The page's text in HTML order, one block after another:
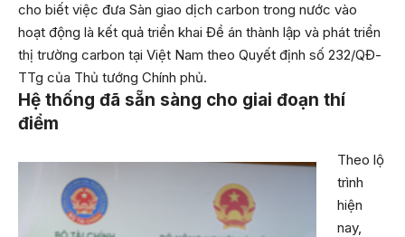
cho biết việc đưa Sàn giao dịch carbon trong nước vào
hoạt động là kết quả triển khai Đề án thành lập và phát triển
thị trường carbon tại Việt Nam theo Quyết định số 232/QĐ-
TTg của Thủ tướng Chính phủ.
Hệ thống đã sẵn sàng cho giai đoạn thí
điểm
Theo lộ
trình
hiện
nay,